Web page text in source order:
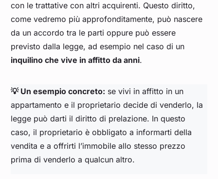
con le trattative con altri acquirenti. Questo diritto,
come vedremo più approfonditamente, può nascere
da un accordo tra le parti oppure può essere
previsto dalla legge, ad esempio nel caso di un
inquilino che vive in affitto da anni.
💡 Un esempio concreto: se vivi in affitto in un
appartamento e il proprietario decide di venderlo, la
legge può darti il diritto di prelazione. In questo
caso, il proprietario è obbligato a informarti della
vendita e a offrirti l’immobile allo stesso prezzo
prima di venderlo a qualcun altro.